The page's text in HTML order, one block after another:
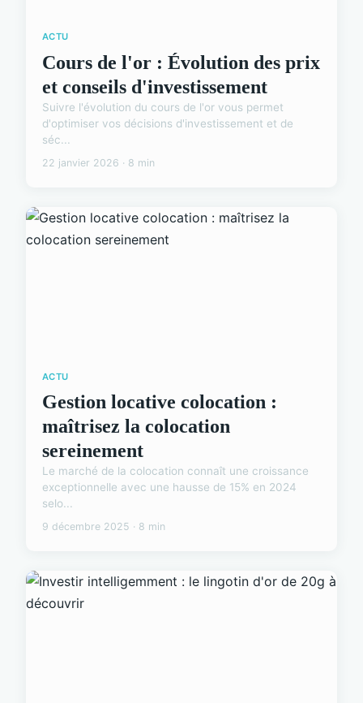
ACTU
Cours de l'or : Évolution des prix
et conseils d'investissement
Suivre l'évolution du cours de l'or vous permet
d'optimiser vos décisions d'investissement et de
séc...
22 janvier 2026 · 8 min
ACTU
Gestion locative colocation :
maîtrisez la colocation
sereinement
Le marché de la colocation connaît une croissance
exceptionnelle avec une hausse de 15% en 2024
selo...
9 décembre 2025 · 8 min